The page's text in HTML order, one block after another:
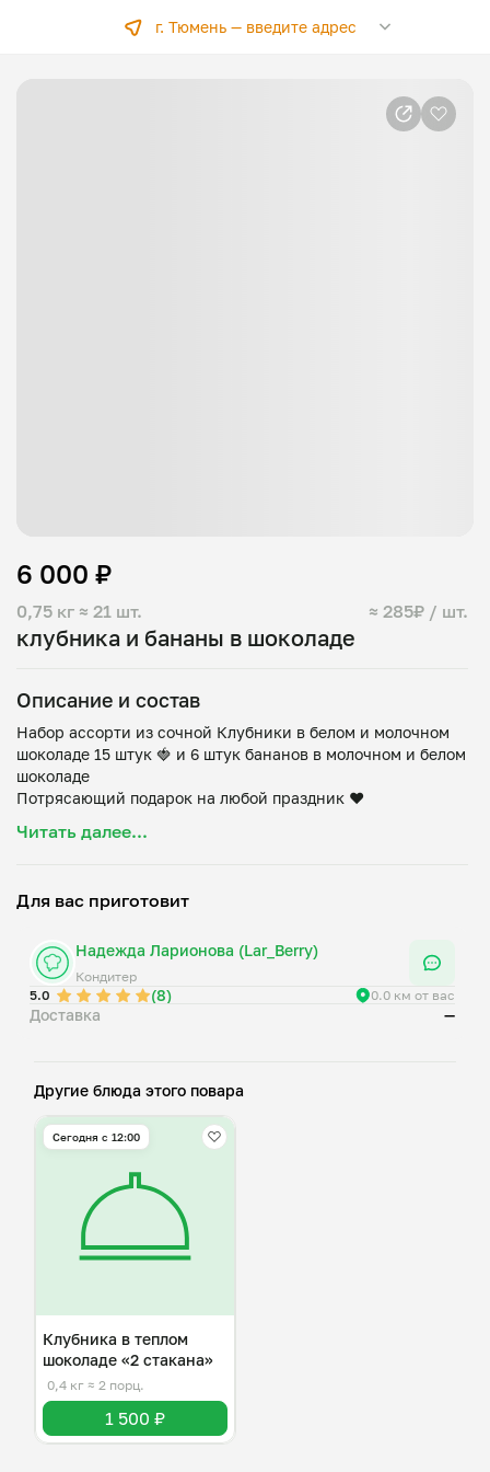
г. Тюмень — введите адрес
клубника и бананы в шоколаде
0,75 кг ≈ 21 шт. ≈ 285₽ / шт.
6 000 ₽
Описание и состав
Набор ассорти из сочной Клубники в белом и молочном
шоколаде 15 штук 🍓 и 6 штук бананов в молочном и белом
шоколаде
Читать далее...
Для вас приготовит
Надежда Ларионова (Lar_Berry)
Кондитер
5.0
(8) 0.0 км от вас
Доставка —
Другие блюда этого повара
Сегодня с 12:00
Клубника в теплом
шоколаде «2 стакана»
0,4 кг ≈ 2 порц.
1 500 ₽